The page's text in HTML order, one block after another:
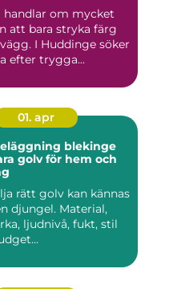
handlar om mycket
att bara stryka färg
I Huddinge söker
efter trygga...
01. apr
blekinge
golv för hem och
rätt golv kan kännas
djungel. Material,
ljudnivå, fukt, stil